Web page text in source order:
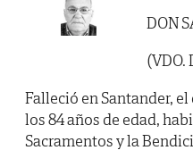
DON
(VDO.
Falleció en Santander,
los 84 años de edad,
Sacramentos y la